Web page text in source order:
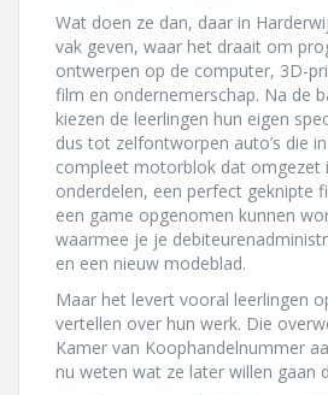
Wat doen ze dan, daar in
vak geven, waar het draait om
ontwerpen op de computer, 3D-
film en ondernemerschap. Na de
kiezen de leerlingen hun eigen
dus tot zelfontworpen auto’s die
compleet motorblok dat omgezet
onderdelen, een perfect geknipte
een game opgenomen kunnen
waarmee je je
en een nieuw modeblad.
Maar het levert vooral leerlingen
vertellen over hun werk. Die
Kamer van Koophandelnummer
nu weten wat ze later willen gaan